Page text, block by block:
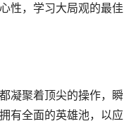
性，学习大局观的最佳
凝聚着顶尖的操作，瞬
有全面的英雄池，以应